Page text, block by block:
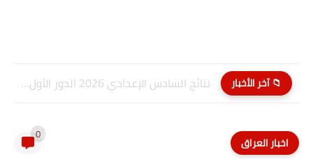
📁 آخر الأخبار نتائج السادس الإعدادي 2026 الدور الأول PDF كربلاء المقدسة| موقع...
اخبار العراق 0